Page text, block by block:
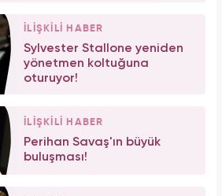
İLİŞKİLİ HABER
Sylvester Stallone yeniden
yönetmen koltuğuna
oturuyor!
İLİŞKİLİ HABER
Perihan Savaş'ın büyük
buluşması!